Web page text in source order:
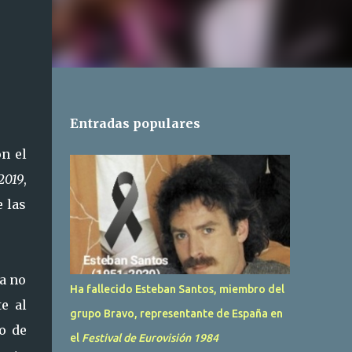
el
,
las
no
al
de
Entradas populares
Ha fallecido Esteban Santos, miembro del
grupo Bravo, representante de España en
el Festival de Eurovisión 1984